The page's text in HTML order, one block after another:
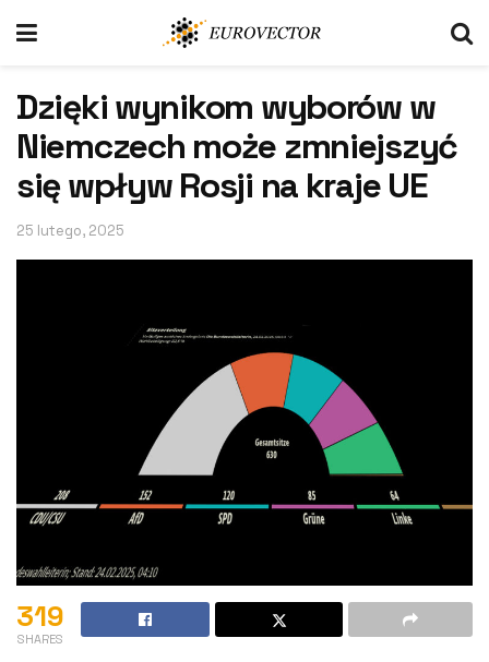
Dzięki wynikom wyborów w
Niemczech może zmniejszyć
się wpływ Rosji na kraje UE
25 lutego, 2025
319
SHARES